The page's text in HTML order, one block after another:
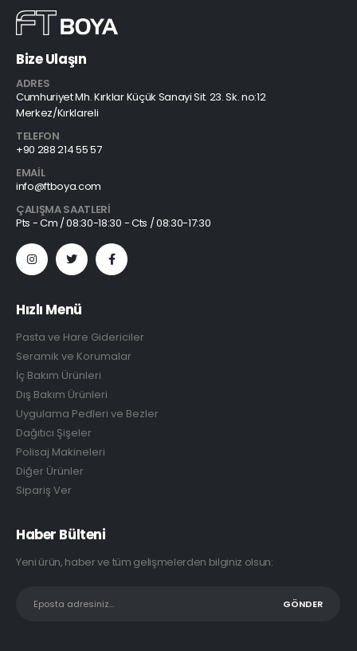
Bize Ulaşın
ADRES
Cumhuriyet Mh. Kırklar Küçük Sanayi Sit. 23. Sk. no:12
Merkez/Kırklareli
TELEFON
+90 288 214 55 57
EMAIL
info@ftboya.com
ÇALIŞMA SAATLERI
Pts - Cm / 08:30-18:30 - Cts / 08:30-17:30
Hızlı Menü
Pasta ve Hare Gidericiler
Seramik ve Korumalar
İç Bakım Ürünleri
Dış Bakım Ürünleri
Uygulama Pedleri ve Bezler
Dağıtıcı Şişeler
Polisaj Makineleri
Diğer Ürünler
Sipariş Ver
Haber Bülteni
Yeni ürün, haber ve tüm gelişmelerden bilginiz olsun: